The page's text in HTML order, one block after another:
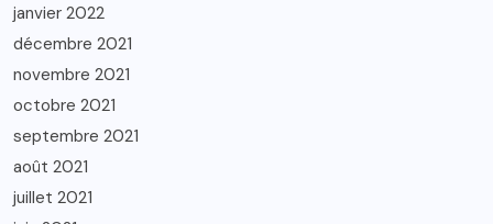
janvier 2022
décembre 2021
novembre 2021
octobre 2021
septembre 2021
août 2021
juillet 2021